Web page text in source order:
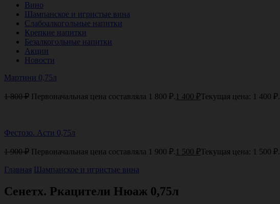
Вино
Шампанское и игристые вина
Слабоалкогольные напитки
Крепкие напитки
Безалкогольные напитки
Акции
Новости
Мартини 0,75л
1 800₽ Первоначальная цена составляла 1 800 ₽. 1 400 ₽Текущая цена: 1 400 ₽.
Фестозо. Асти 0,75л
1 900₽ Первоначальная цена составляла 1 900 ₽. 1 500 ₽Текущая цена: 1 500 ₽.
Главная Шампанское и игристые вина
Сенетх. Ркацители Нюаж 0,75л